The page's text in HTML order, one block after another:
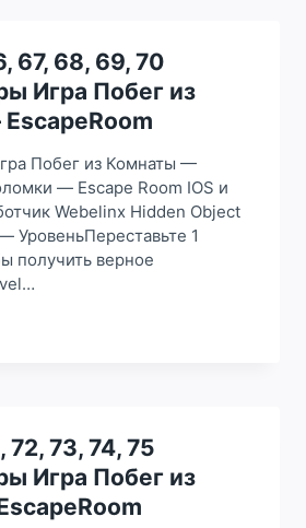
67, 68, 69, 70
Игра Побег из
Побег из Комнаты —
— Escape Room IOS и
Webelinx Hidden Object
УровеньПереставьте 1
получить верное
72, 73, 74, 75
Игра Побег из